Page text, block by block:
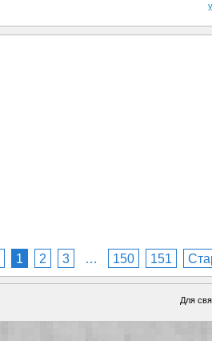
1 2 3 … 150 151
Для